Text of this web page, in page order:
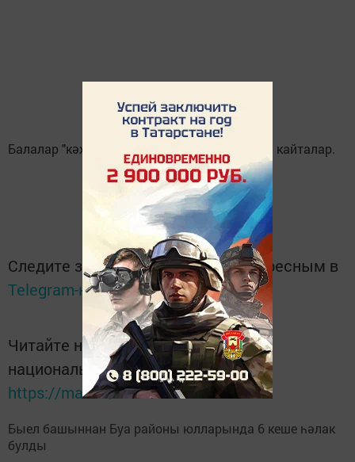
Балалар "кәҗә сукмак"ларыннан мәктәптән кайталар.
Следите за самым важным и интересным в
Telegram-каналеТатмедиа
Читайте новости Татарстана в
национальном мессенджере MАХ:
https://max.ru/tatmedia
Быел башыннан Буа районы юлларында 6 кеше һәлак
булды